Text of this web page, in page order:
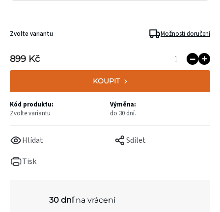
Tisk
Hlídat Sdílet
899 Kč
KOUPIT
Zvolte variantu Možnosti doručení
Kód produktu:
Zvolte variantu
Výměna:
do 30 dní.
30 dnína vrácení